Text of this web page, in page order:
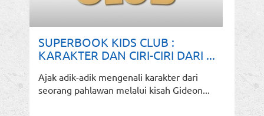
SUPERBOOK KIDS CLUB :
KARAKTER DAN CIRI-CIRI DARI ...
Ajak adik-adik mengenali karakter dari
seorang pahlawan melalui kisah Gideon...